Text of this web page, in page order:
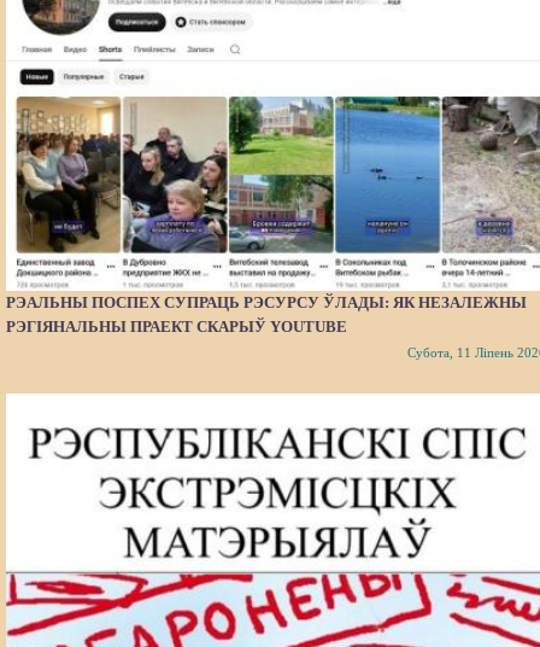
РЭАЛЬНЫ ПОСПЕХ СУПРАЦЬ РЭСУРСУ ЎЛАДЫ: ЯК НЕЗАЛЕЖНЫ
РЭГІЯНАЛЬНЫ ПРАЕКТ СКАРЫЎ YOUTUBE
Субота, 11 Ліпень